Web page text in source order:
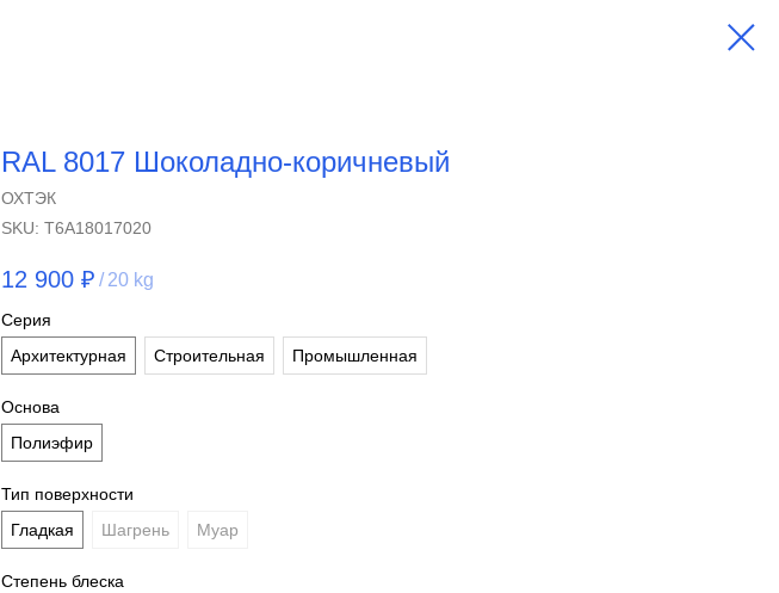
RAL 8017 Шоколадно-коричневый
ОХТЭК
SKU: T6A18017020
12 900 ₽ / 20 kg
Серия
Архитектурная
Строительная Промышленная
Основа
Полиэфир
Тип поверхности
Гладкая
Шагрень Муар
Степень блеска